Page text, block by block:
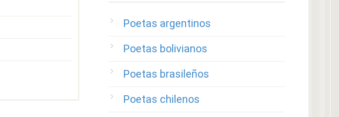
Poetas argentinos
Poetas bolivianos
Poetas brasileños
Poetas chilenos